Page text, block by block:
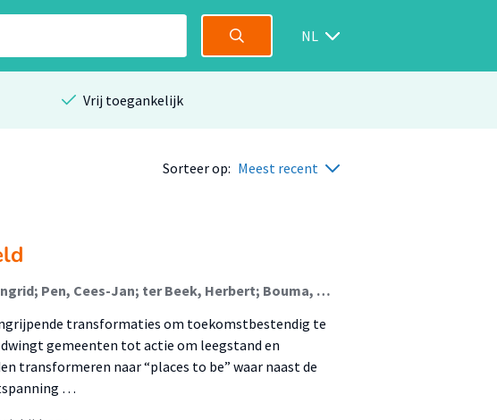
NL
Vrij toegankelijk
Sorteer op: Meest recent
de Zwart, Bart (Vastgoed); Janssen, Ingrid; Pen, Cees-Jan; ter Beek, Herbert; Bouma, Geiske; Custers, Lieve; Dooghe, David; de Zwart, Bart
transformaties om toekomstbestendig te
gemeenten tot actie om leegstand en
transformeren naar “places to be” waar naast de
…